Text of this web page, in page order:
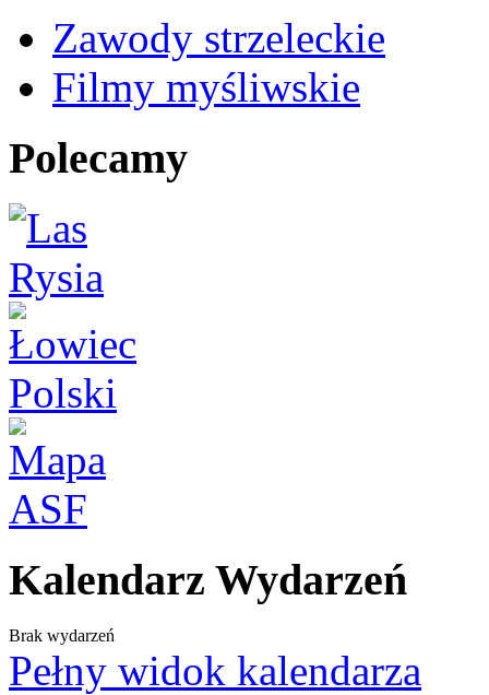
Zawody strzeleckie
Filmy myśliwskie
Polecamy
Kalendarz Wydarzeń
Brak wydarzeń
Pełny widok kalendarza